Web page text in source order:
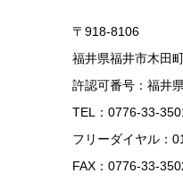
〒918-8106
福井県福井市木田
許認可番号：福井
TEL：0776-33-
フリーダイヤル：
FAX：0776-33-